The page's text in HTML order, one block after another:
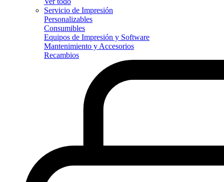
Servicio de Impresión
Personalizables
Consumibles
Equipos de Impresión y Software
Mantenimiento y Accesorios
Recambios